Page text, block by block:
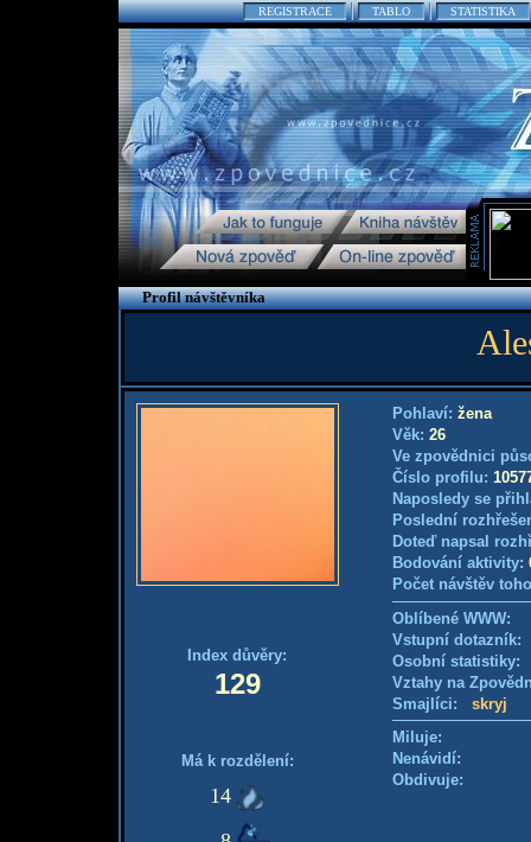
REGISTRACE TABLO STATISTIKA
Profil návštěvníka
Index důvěry:
129
Má k rozdělení:
14
Pohlaví: žena
Věk: 26
Ve zpovědnici
Číslo profilu:
Naposledy se
Poslední
Doteď napsal
Bodování aktivity:
Počet návštěv
Oblíbené WWW:
Vstupní
Osobní
Vztahy na
Smajlíci: skryj
Miluje:
Nenávidí:
Obdivuje: